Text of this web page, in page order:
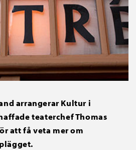
arrangerar Kultur i
teaterchef Thomas
att få veta mer om